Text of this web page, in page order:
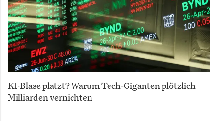
KI-Blase platzt? Warum Tech-Giganten plötzlich
Milliarden vernichten